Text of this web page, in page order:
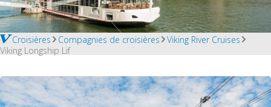
Croisières Compagnies de croisières
Viking River Cruises
Viking Longship Lif